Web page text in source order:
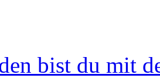
bist du mit